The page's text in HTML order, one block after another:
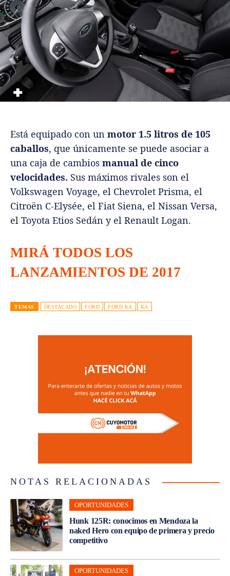
Está equipado con un motor 1.5 litros de 105
caballos, que únicamente se puede asociar a
una caja de cambios manual de cinco
velocidades. Sus máximos rivales son el
Volkswagen Voyage, el Chevrolet Prisma, el
Citroën C-Elysée, el Fiat Siena, el Nissan Versa,
el Toyota Etios Sedán y el Renault Logan.
MIRÁ TODOS LOS
LANZAMIENTOS DE 2017
TEMAS DESTACADO FORD FORD KA KA
NOTAS RELACIONADAS
OPORTUNIDADES
Hunk 125R: conocimos en Mendoza la
naked Hero con equipo de primera y precio
competitivo
OPORTUNIDADES